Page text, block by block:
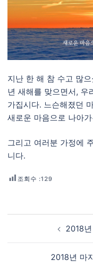
지난 한 해 참 수고 많
년 새해를 맞으면서, 우
가집시다. 느슨해졌던
새로운 마음으로 나아
그리고 여러분 가정에
니다.
조회수 :129
Post navigation
2018
2018년 마